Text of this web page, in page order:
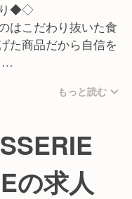
り◆◇
はこだわり抜いた食
た商品だから自信を
もっと読む
の求人